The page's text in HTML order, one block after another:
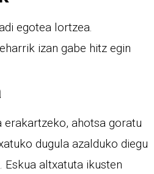
egotea lortzea.
izan gabe hitz egin
erakartzeko, ahotsa goratu
dugula azalduko diegu
Eskua altxatuta ikusten